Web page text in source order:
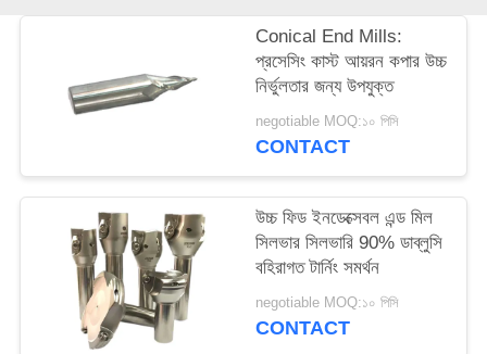
সাইট
PRIVACY
Conical End Mills:
প্রসেসিং কাস্ট আয়রন কপার উচ্চ
নির্ভুলতার জন্য উপযুক্ত
negotiable MOQ:১০ পিসি
CONTACT
উচ্চ ফিড ইনডেক্সেবল এন্ড মিল
সিলভার সিলভারি 90% ডাব্লুসি
বহিরাগত টার্নিং সমর্থন
negotiable MOQ:১০ পিসি
CONTACT